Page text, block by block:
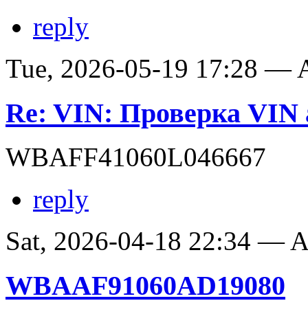
reply
Tue, 2026-05-19 17:28 —
Re: VIN: Проверка VIN
WBAFF41060L046667
reply
Sat, 2026-04-18 22:34 —
WBAAF91060AD19080